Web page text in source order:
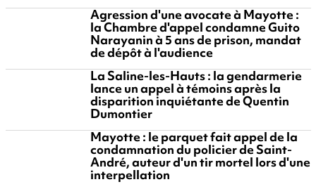
Agression d'une avocate à Mayotte :
la Chambre d'appel condamne Guito
Narayanin à 5 ans de prison, mandat
de dépôt à l'audience
La Saline-les-Hauts : la gendarmerie
lance un appel à témoins après la
disparition inquiétante de Quentin
Dumontier
Mayotte : le parquet fait appel de la
condamnation du policier de Saint-
André, auteur d'un tir mortel lors d'une
interpellation